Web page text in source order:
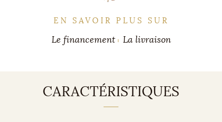
EN SAVOIR PLUS SUR
Le financement La livraison
CARACTÉRISTIQUES